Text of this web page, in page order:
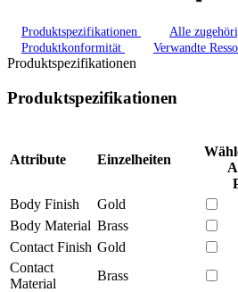
Produktspezifikationen
Alle
Produktkonformität
Verwandte
Produktspezifikationen
Produktspezifikationen
Attribute Einzelheiten
Body Finish
Gold
Body Material Brass
Contact Finish Gold
Contact
Material
Brass